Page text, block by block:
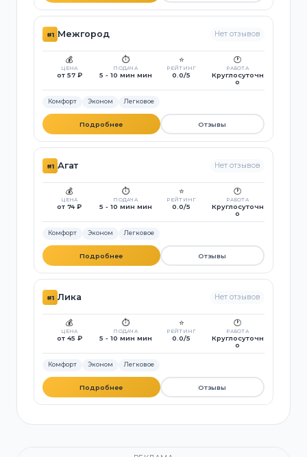
#1 Межгород Нет отзывов
💰
ЦЕНА
от 57 ₽
⏱️
ПОДАЧА
5 - 10 мин мин
⭐
РЕЙТИНГ
0.0/5
🕐
РАБОТА
Круглосуточн
о
Комфорт Эконом Легковое
Подробнее Отзывы
#1 Агат Нет отзывов
💰
ЦЕНА
от 74 ₽
⏱️
ПОДАЧА
5 - 10 мин мин
⭐
РЕЙТИНГ
0.0/5
🕐
РАБОТА
Круглосуточн
о
Комфорт Эконом Легковое
Подробнее Отзывы
#1 Лика Нет отзывов
💰
ЦЕНА
от 45 ₽
⏱️
ПОДАЧА
5 - 10 мин мин
⭐
РЕЙТИНГ
0.0/5
🕐
РАБОТА
Круглосуточн
о
Комфорт Эконом Легковое
Подробнее Отзывы